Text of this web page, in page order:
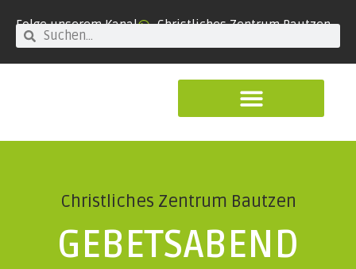
Folge unserem Kanal Christliches Zentrum Bautzen
Christliches Zentrum Bautzen
GEBETSABEND